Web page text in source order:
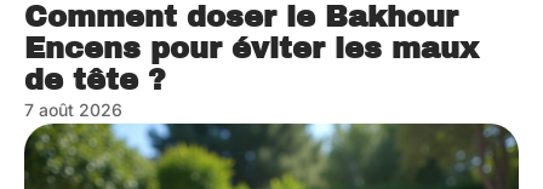
Comment doser le Bakhour
Encens pour éviter les maux
de tête ?
7 août 2026